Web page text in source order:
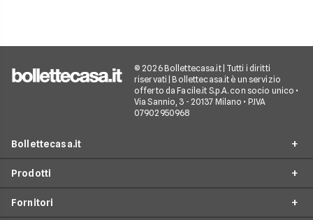
© 2026 Bollettecasa.it | Tutti i diritti
riservati | Bollettecasa.it è un servizio
offerto da Facile.it S.p.A. con socio unico •
Via Sannio, 3 - 20137 Milano • P.IVA
07902950968
Bollettecasa.it
Contatti
Prodotti
Fornitori